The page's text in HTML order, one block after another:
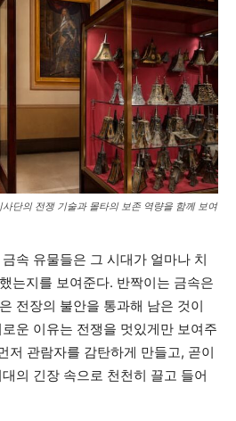
단의 전쟁 기술과 몰타의 보존 역량을 함께 보여
속 유물들은 그 시대가 얼마나 치
는지를 보여준다. 반짝이는 금속은
전장의 불안을 통과해 남은 것이
운 이유는 전쟁을 멋있게만 보여주
저 관람자를 감탄하게 만들고, 곧이
의 긴장 속으로 천천히 끌고 들어